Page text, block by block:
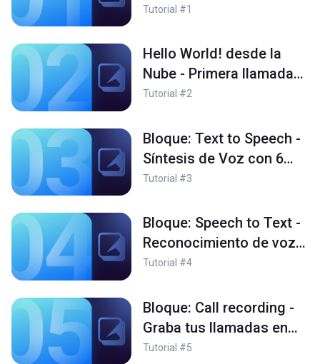
History) - Entendiendo la
Kit
Tutorial #1
Hello World! desde la
Nube - Primera llamada
de salida desde Internet
Tutorial #2
Bloque: Text to Speech -
Síntesis de Voz con 6
proveedores
Tutorial #3
Bloque: Speech to Text -
Reconocimiento de voz
con AI de 4 proveedores
Tutorial #4
Bloque: Call recording -
Graba tus llamadas en
nuestra infraestructura
Tutorial #5